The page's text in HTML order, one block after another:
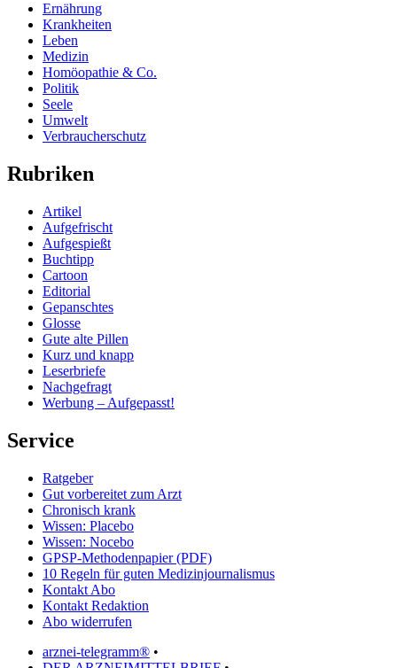
Ernährung
Krankheiten
Leben
Medizin
Homöopathie & Co.
Politik
Seele
Umwelt
Verbraucherschutz
Rubriken
Artikel
Aufgefrischt
Aufgespießt
Buchtipp
Cartoon
Editorial
Gepanschtes
Glosse
Gute alte Pillen
Kurz und knapp
Leserbriefe
Nachgefragt
Werbung – Aufgepasst!
Service
Ratgeber
Gut vorbereitet zum Arzt
Chronisch krank
Wissen: Placebo
Wissen: Nocebo
GPSP-Methodenpapier (PDF)
10 Regeln für guten Medizinjournalismus
Kontakt Abo
Kontakt Redaktion
Abo widerrufen
arznei-telegramm® •